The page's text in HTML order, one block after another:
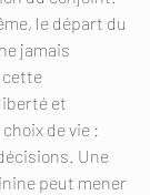
le départ du
jamais
cette
et
de vie :
Une
peut mener